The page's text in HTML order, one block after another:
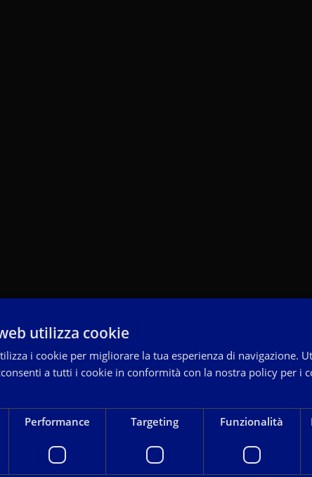
utilizza cookie
i cookie per migliorare la tua esperienza di navigazione.
a tutti i cookie in conformità con la nostra policy per i
Performance Targeting Funzionalità